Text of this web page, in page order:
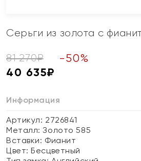
Серьги из золота с
81 270₽ -50%
40 635₽
Информация
Артикул: 2726841
Металл:Золото 585
Вставки: Фианит
Цвет:Бесцветный